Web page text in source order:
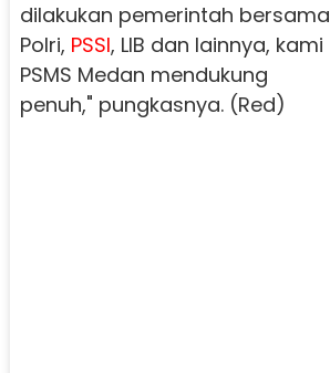
dilakukan pemerintah bersama
Polri, PSSI, LIB dan lainnya, kami
PSMS Medan mendukung
penuh," pungkasnya. (Red)